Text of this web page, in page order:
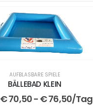
AUFBLASBARE SPIELE
BÄLLEBAD KLEIN
€70,50- €76,50/Tag